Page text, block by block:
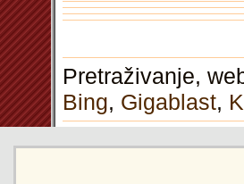
Pretraživanje,
Bing, Gigablast,